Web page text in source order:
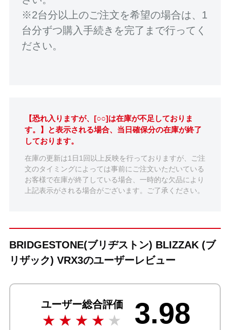
※2台分以上のご注文を希望の場合は、1
台分ずつ購入手続きを完了まで行ってく
ださい。
【恐れ入りますが、[○○]は在庫が不足しておりま
す。】と表示される場合、当日確保分の在庫が終了
しております。
在庫の更新は1日1回以上反映を行っておりますが、ご注
文のタイミングによっては事前にご注文いただいている
お客様で在庫が終了している場合、一時的な欠品により
上記表示がされる場合がございます。ご了承ください。
BRIDGESTONE(ブリヂストン) BLIZZAK (ブ
リザック) VRX3のユーザーレビュー
ユーザー総合評価 3.98